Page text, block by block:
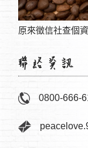
運動受傷所以要
0800-666-